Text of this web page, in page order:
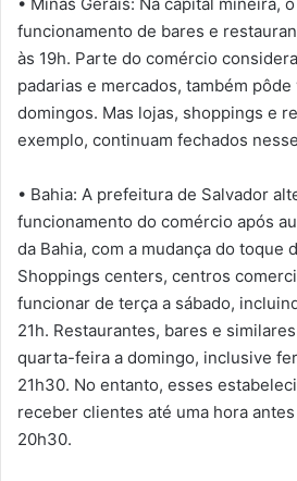
funcionamento de bares e
às 19h. Parte do comércio
padarias e mercados, também
domingos. Mas lojas, shoppings e
exemplo, continuam fechados
• Bahia: A prefeitura de Salvador
funcionamento do comércio após
da Bahia, com a mudança do toque
Shoppings centers, centros
funcionar de terça a sábado,
21h. Restaurantes, bares e
quarta-feira a domingo, inclusive
21h30. No entanto, esses
receber clientes até uma hora
20h30.